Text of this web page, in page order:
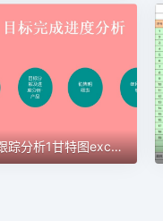
目标进度跟踪分析1甘特图excel模板